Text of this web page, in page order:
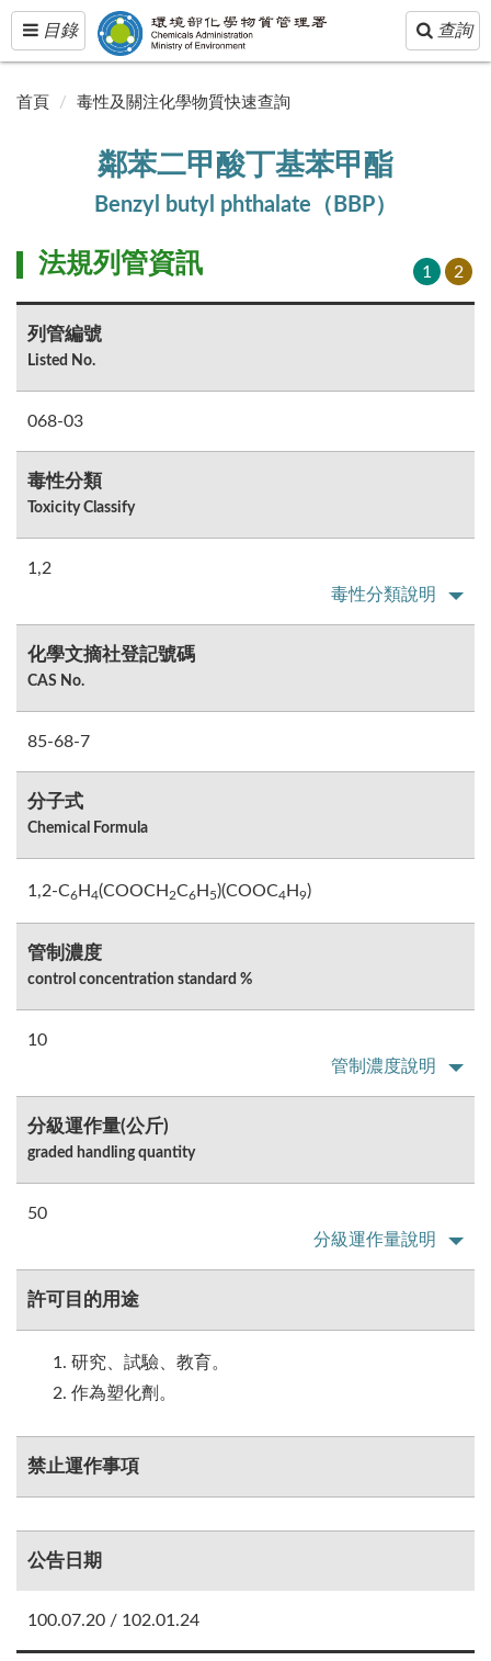
Toggle
navigation
目錄
Toggle
navigation
查詢
首頁 毒性及關注化學物質快速查詢
鄰苯二甲酸丁基苯甲酯
Benzyl butyl phthalate（BBP）
1 2
法規列管資訊
列管編號
Listed No.
068-03
毒性分類
Toxicity Classify
1,2
毒性分類說明
化學文摘社登記號碼
CAS No.
85-68-7
分子式
Chemical Formula
1,2-C6 H4(COOCH 2C6 H 5)(COOC4 H9)
管制濃度
control concentration standard %
10
管制濃度說明
分級運作量(公斤)
graded handling quantity
50
分級運作量說明
許可目的用途
研究、試驗、教育。
作為塑化劑。
禁止運作事項
公告日期
100.07.20 / 102.01.24